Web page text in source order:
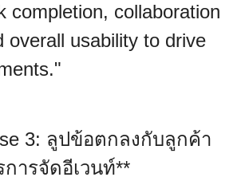
completion, collaboration
overall usability to drive
3: ลูปข้อตกลงกับลูกค้า
ารจัดอีเวนท์**